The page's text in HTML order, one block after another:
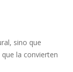
sino que
la convierten